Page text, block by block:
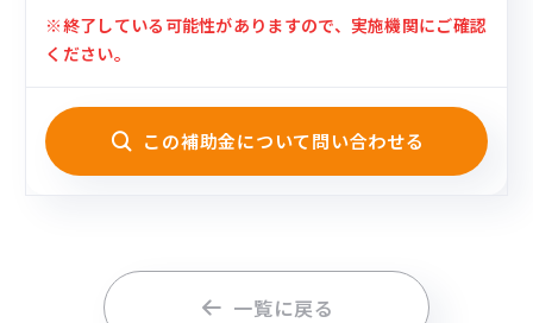
※終了している可能性がありますので、実施機関にご確認
ください。
この補助金について問い合わせる
一覧に戻る